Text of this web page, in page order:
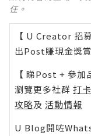
任。
【 U Creator 招募
出Post賺現金獎
【 睇Post + 參加
瀏覽更多社群 打卡
攻略及 活動情報
U Blog開咗